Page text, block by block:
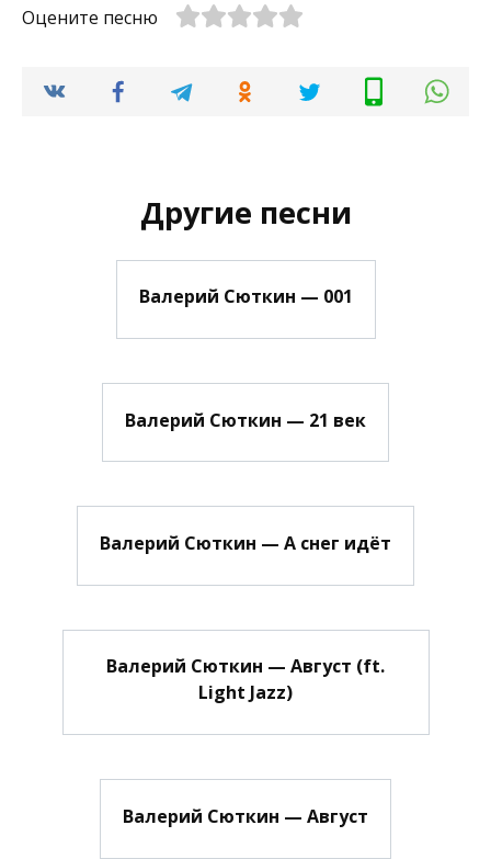
Оцените песню
Другие песни
Валерий Сюткин — 001
Валерий Сюткин — 21 век
Валерий Сюткин — А снег идёт
Валерий Сюткин — Август (ft.
Light Jazz)
Валерий Сюткин — Август